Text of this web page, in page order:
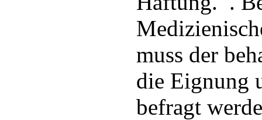
muss der
die Eignung
befragt